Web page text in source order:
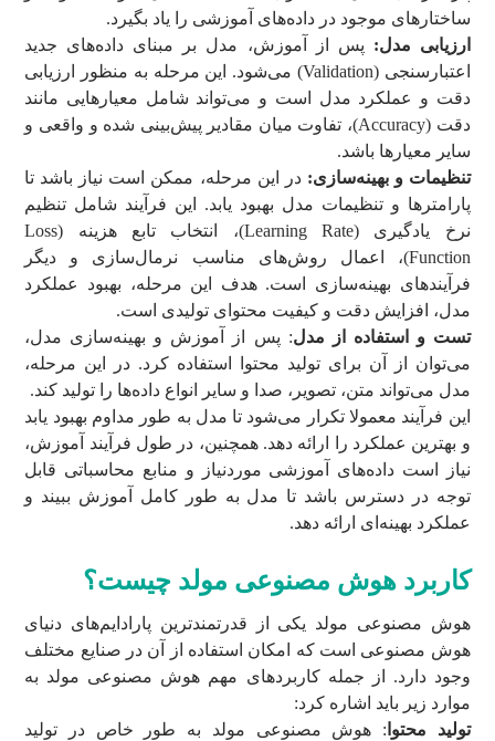
ساختارهای موجود در داده‌های آموزشی را یاد بگیرد.
ارزیابی مدل: پس از آموزش، مدل بر مبنای داده‌های جدید
اعتبارسنجی (Validation) می‌شود. این مرحله به منظور ارزیابی
دقت و عملکرد مدل است و می‌تواند شامل معیارهایی مانند
دقت (Accuracy)، تفاوت میان مقادیر پیش‌بینی شده و واقعی و
سایر معیارها باشد.
تنظیمات و بهینه‌سازی: در این مرحله، ممکن است نیاز باشد تا
پارامترها و تنظیمات مدل بهبود یابد. این فرآیند شامل تنظیم
نرخ یادگیری (Learning Rate)، انتخاب تابع هزینه (Loss
Function)، اعمال روش‌های مناسب نرمال‌سازی و دیگر
فرآیندهای بهینه‌سازی‌ است. هدف این مرحله، بهبود عملکرد
مدل، افزایش دقت و کیفیت محتوای تولیدی است.
تست و استفاده از مدل: پس از آموزش و بهینه‌سازی مدل،
می‌توان از آن برای تولید محتوا استفاده کرد. در این مرحله،
مدل می‌تواند متن، تصویر، صدا و سایر انواع داده‌ها را تولید کند.
این فرآیند معمولا تکرار می‌شود تا مدل به طور مداوم بهبود یابد
و بهترین عملکرد را ارائه دهد. همچنین، در طول فرآیند آموزش،
نیاز است داده‌های آموزشی موردنیاز و منابع محاسباتی قابل
توجه در دسترس باشد تا مدل به طور کامل آموزش ببیند و
عملکرد بهینه‌ای ارائه دهد.
کاربرد هوش مصنوعی مولد چیست؟
هوش مصنوعی مولد یکی از قدرتمندترین پارادایم‌های دنیای
هوش مصنوعی است که امکان استفاده از آن در صنایع مختلف
وجود دارد. از جمله کاربردهای مهم هوش مصنوعی مولد به
موارد زیر باید اشاره کرد:
تولید محتوا : هوش مصنوعی مولد به طور خاص در تولید